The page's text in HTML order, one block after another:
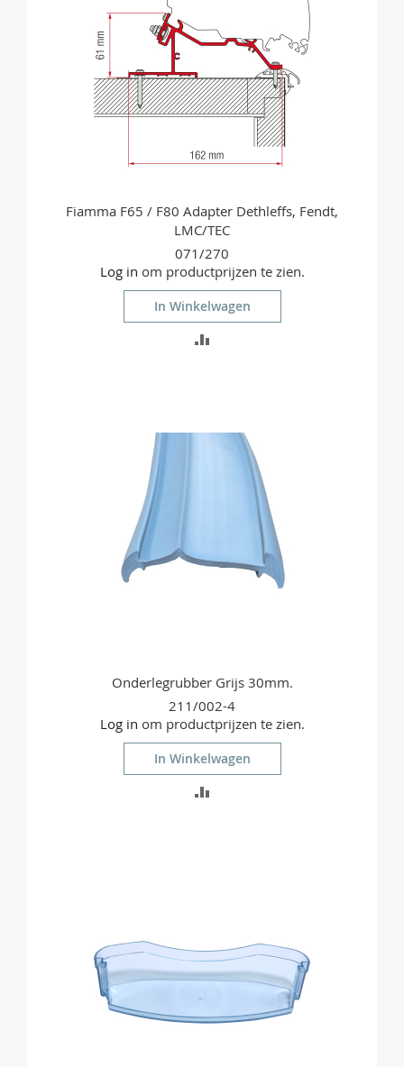
Fiamma F65 / F80 Adapter Dethleffs, Fendt,
LMC/TEC
071/270
Log in om productprijzen te zien.
In Winkelwagen
VERGELIJKEN
Onderlegrubber Grijs 30mm.
211/002-4
Log in om productprijzen te zien.
In Winkelwagen